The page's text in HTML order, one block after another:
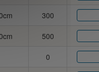
300
500
0